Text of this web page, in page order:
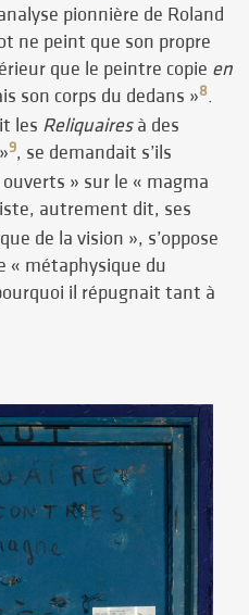
pionnière de Roland
ne peint que son propre
que le peintre copie en
son corps du dedans »8.
les Reliquairesà des
9, se demandait s’ils
» sur le « magma
autrement dit, ses
de la vision », s’oppose
« métaphysique du
il répugnait tant à